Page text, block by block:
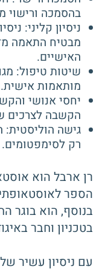
בהסמכה ורישוי
ניסיון קליני:
מבטיח התאמה
האישיים.
שיטות טיפול:
מותאמות אישית.
יחסי אנושי
הקשבה לצרכים
גישה הוליסטית:
רק לסימפטומים.
הספר
בנוסף, הוא בוגר
בטכניון וחבר